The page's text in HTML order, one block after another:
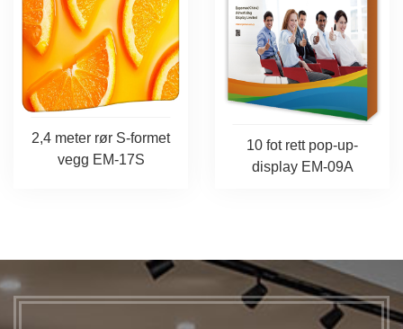
2,4 meter rør S-formet
vegg EM-17S
10 fot rett pop-up-
display EM-09A